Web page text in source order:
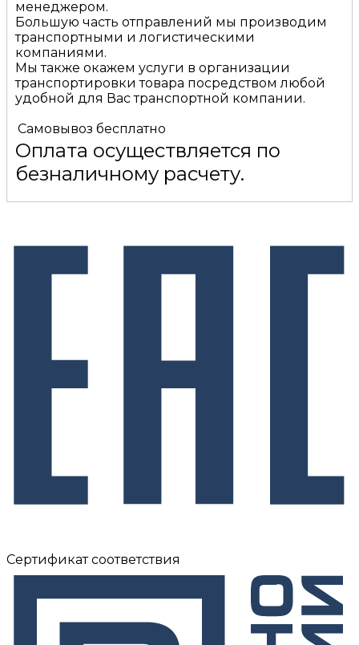
менеджером.
Большую часть отправлений мы производим
транспортными и логистическими
компаниями.
Мы также окажем услуги в организации
транспортировки товара посредством любой
удобной для Вас транспортной компании.
Самовывоз бесплатно
Оплата осуществляется по
безналичному расчету.
Сертификат соответствия